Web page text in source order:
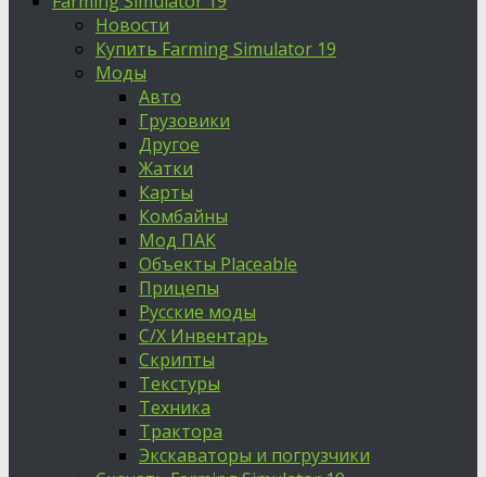
Новости
Купить Farming Simulator 19
Моды
Авто
Грузовики
Другое
Жатки
Карты
Комбайны
Мод ПАК
Объекты Placeable
Прицепы
Русские моды
С/Х Инвентарь
Скрипты
Текстуры
Техника
Трактора
Экскаваторы и погрузчики